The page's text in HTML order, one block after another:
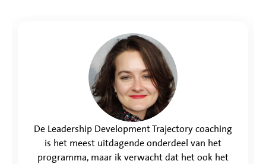
De Leadership Development Trajectory coaching
is het meest uitdagende onderdeel van het
programma, maar ik verwacht dat het ook het